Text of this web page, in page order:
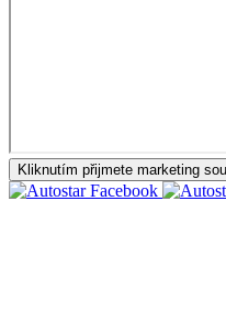
Kliknutím přijmete marketing